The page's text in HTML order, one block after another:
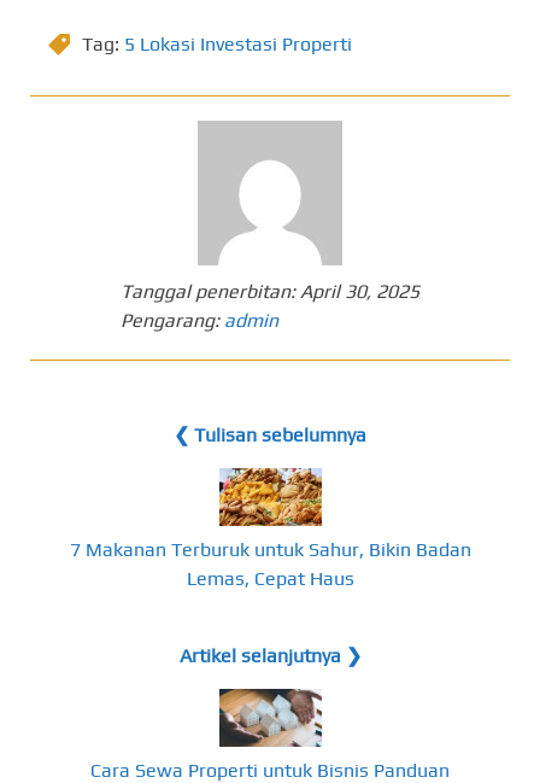
Tag: 5 Lokasi Investasi Properti
Tanggal penerbitan:April 30, 2025
Pengarang: admin
❮ Tulisan sebelumnya
7 Makanan Terburuk untuk Sahur, Bikin Badan
Lemas, Cepat Haus
Artikel selanjutnya ❯
Cara Sewa Properti untuk Bisnis Panduan